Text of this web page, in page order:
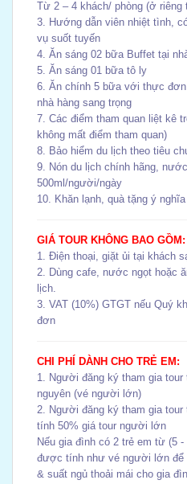
Từ 2 – 4 khách/ phòng (ở
3. Hướng dẫn viên nhiệt tình,
vụ suốt tuyến
4. Ăn sáng 02 bữa Buffet tại
5. Ăn sáng 01 bữa tô ly
6. Ăn chính 5 bữa với thực đơn
nhà hàng sang trọng
7. Các điểm tham quan liệt kê
không mất điểm tham quan)
8. Bảo hiểm du lịch theo tiêu
9. Nón du lịch chính hãng,
500ml/người/ngày
10. Khăn lạnh, quà tặng ý nghĩa
GIÁ TOUR KHÔNG BAO GỒM:
1. Điện thoại, giặt ủi tại khách
2. Dùng cafe, nước ngọt hoặc
lịch.
3. VAT (10%) GTGT nếu Quý
đơn
CHI PHÍ DÀNH CHO TRẺ EM:
1. Người đăng ký tham gia
nguyên (vé người lớn)
2. Người đăng ký tham gia
tính 50% giá tour người lớn
Nếu gia đình có 2 trẻ em từ (5
được tính như vé người lớn để
& suất ngủ thoải mái cho gia